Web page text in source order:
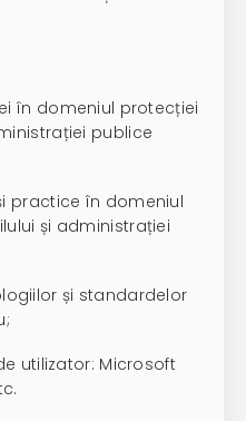
în domeniul protecției
publice
practice în domeniul
și administrației
și standardelor
utilizator: Microsoft